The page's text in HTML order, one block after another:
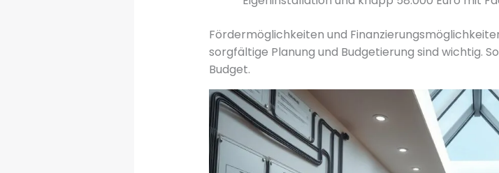
Fördermöglichkeiten und
sorgfältige Planung und Budgetierung sind wichtig.
Budget.